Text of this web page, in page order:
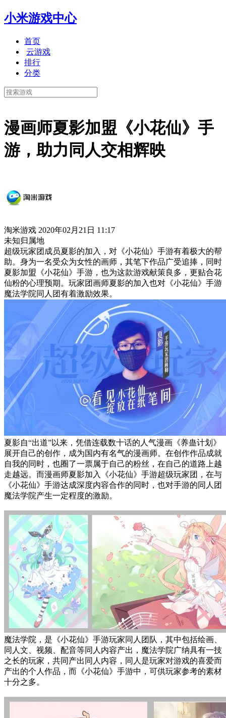
小米游戏中心
首页
云游戏
排行
分类
漫画师夏影加盟《小花仙》手
游，助力同人交相辉映
淘米游戏 2020年02月21日 11:17
未知归属地
超级玩家团成员夏影的加入，对《小花仙》手游有着极大的帮
助。身为一名受众为女性的画师，其笔下作品广受追捧，同时
夏影加盟《小花仙》手游，也为这款游戏献策良多，更贴合花
仙粉的心理预期。玩家团画师夏影的加入也对《小花仙》手游
魔法学院同人团有着激励效果。
夏影自“出道”以来，凭借连载数十话的人气漫画《养蛊计划》
展开自己的创作，成为国内有名气的漫画师。在创作作品成就
自我的同时，也圈了一票属于自己的粉丝，在自己的道路上越
走越远。而漫画师夏影加入《小花仙》手游超级玩家团，在与
《小花仙》手游达成深度内容合作的同时，也对手游的同人团
魔法学院产生一定程度的激励。
魔法学院，是《小花仙》手游玩家同人团队，其中包括绘画、
同人文、视频、配音等同人内容产出，魔法学院广纳具有一技
之长的玩家，共同产出同人内容，同人是玩家对游戏的喜爱而
产出的个人作品，而《小花仙》手游中，可供玩家参考的素材
十分之多。